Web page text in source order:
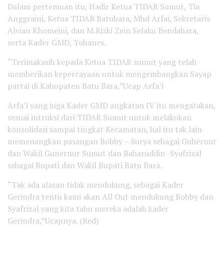
Dalam pertemuan itu, Hadir Ketua TIDAR Sumut, Tia
Anggraini, Ketua TIDAR Batubara, Mhd Arfai, Sekretaris
Alvian Khomeini, dan M.Rizki Zein Selaku Bendahara,
serta Kader GMD, Yohanes.
“Terimakasih kepada Ketua TIDAR sumut yang telah
memberikan kepercayaan untuk mengembangkan Sayap
partai di Kabupaten Batu Bara,”Ucap Arfa’i
Arfa’i yang juga Kader GMD angkatan IV itu mengatakan,
sesuai intruksi dari TIDAR Sumut untuk melakukan
konsolidasi sampai tingkat Kecamatan, hal itu tak lain
memenangkan pasangan Bobby – Surya sebagai Gubernur
dan Wakil Gunernur Sumut dan Baharuddin -Syafrizal
ssbagai Bupati dan Wakil Bupati Batu Bara.
“Tak ada alasan tidak mendukung, sebagai Kader
Gerindra tentu kami akan All Out mendukung Bobby dan
Syafrizal yang kita tahu mereka adalah kader
Gerindra,”Ucapnya. (Red)